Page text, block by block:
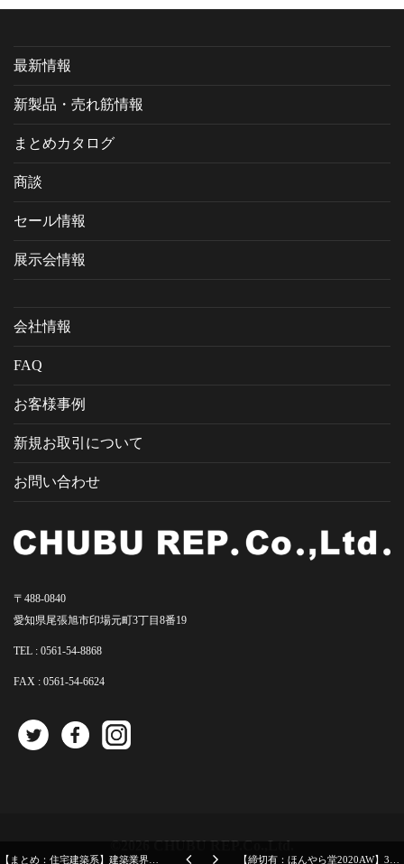
最新情報
新製品・売れ筋情報
まとめカタログ
商談
セール情報
展示会情報
会社情報
FAQ
お客様事例
新規お取引について
お問い合わせ
〒488-0840
愛知県尾張旭市印場元町3丁目8番19
TEL : 0561-54-8868
FAX : 0561-54-6624
©2026 CHUBU REP.Co.,Ltd.